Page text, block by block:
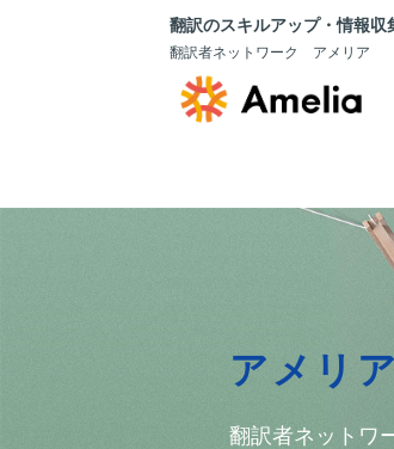
翻訳のスキルアップ・情報収
翻訳者ネットワーク アメリア
アメリ
翻訳者ネットワ